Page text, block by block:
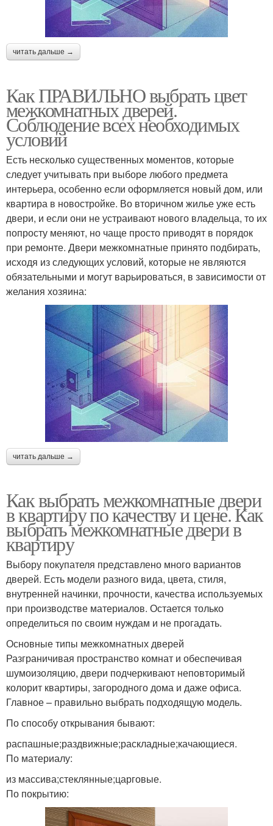
читать дальше →
Как ПРАВИЛЬНО выбрать цвет
межкомнатных дверей.
Соблюдение всех необходимых
условий
Есть несколько существенных моментов, которые
следует учитывать при выборе любого предмета
интерьера, особенно если оформляется новый дом, или
квартира в новостройке. Во вторичном жилье уже есть
двери, и если они не устраивают нового владельца, то их
попросту меняют, но чаще просто приводят в порядок
при ремонте. Двери межкомнатные принято подбирать,
исходя из следующих условий, которые не являются
обязательными и могут варьироваться, в зависимости от
желания хозяина:
читать дальше →
Как выбрать межкомнатные двери
в квартиру по качеству и цене. Как
выбрать межкомнатные двери в
квартиру
Выбору покупателя представлено много вариантов
дверей. Есть модели разного вида, цвета, стиля,
внутренней начинки, прочности, качества используемых
при производстве материалов. Остается только
определиться по своим нуждам и не прогадать.
Основные типы межкомнатных дверей
Разграничивая пространство комнат и обеспечивая
шумоизоляцию, двери подчеркивают неповторимый
колорит квартиры, загородного дома и даже офиса.
Главное – правильно выбрать подходящую модель.
По способу открывания бывают:
распашные;раздвижные;раскладные;качающиеся.
По материалу:
из массива;стеклянные;царговые.
По покрытию: